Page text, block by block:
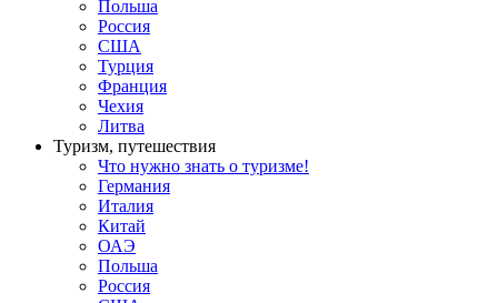
Польша
Россия
США
Турция
Франция
Чехия
Литва
Туризм, путешествия
Что нужно знать о туризме!
Германия
Италия
Китай
ОАЭ
Польша
Россия